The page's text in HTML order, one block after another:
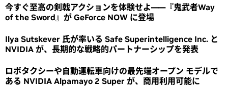
今すぐ至高の剣戟アクションを体験せよ――『鬼武者Way
of the Sword』が GeForce NOW に登場
Ilya Sutskever 氏が率いる Safe Superintelligence Inc. と
NVIDIA が、長期的な戦略的パートナーシップを発表
ロボタクシーや自動運転車向けの最先端オープン モデルで
ある NVIDIA Alpamayo 2 Super が、商用利用可能に